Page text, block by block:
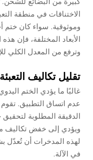
الاختناقات في منطقة
وموثوقية. سواء كان ختم
الأبعاد المختلفة، فإن
وترفع من المعدل الكلي
تقليل تكاليف التعبئة
غالبًا ما يؤدي الختم
عدم اتساق التطبيق. تقوم
الدقيقة المطلوبة
ويؤدي إلى خفض تكاليف
لهذه المدخرات أن تُعدّل
في الآلة.